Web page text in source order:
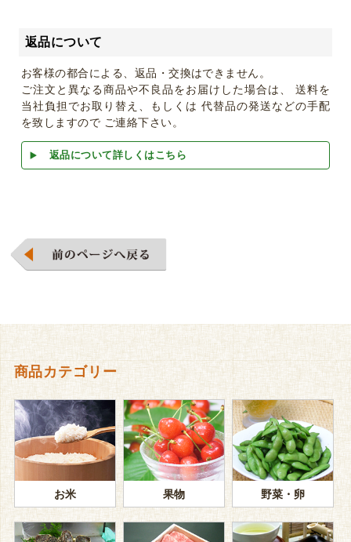
返品について
お客様の都合による、返品・交換はできません。
ご注文と異なる商品や不良品をお届けした場合は、 送料を
当社負担でお取り替え、もしくは 代替品の発送などの手配
を致しますので ご連絡下さい。
返品について詳しくはこちら
商品カテゴリー
お米 果物 野菜・卵